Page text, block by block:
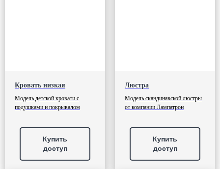
Кровать низкая
Модель детской кровати с
подушками и покрывалом
Купить
доступ
Люстра
Модель скандинавской люстры
от компании Лампатрон
Купить
доступ